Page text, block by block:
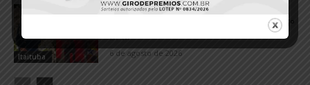
Itaituba
VÍDEO; Corpo do sargento Edevaldo
França chega a Itaituba e é velado no 15º
BPM
6 de agosto de 2026